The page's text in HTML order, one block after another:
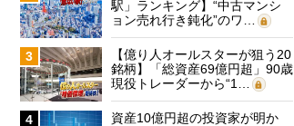
駅」ランキング】“中古マンシ
ョン売れ行き鈍化”のワ…
3
【億り人オールスターが狙う20
銘柄】「総資産69億円超」90歳
現役トレーダーから“1…
4
資産10億円超の投資家が明か